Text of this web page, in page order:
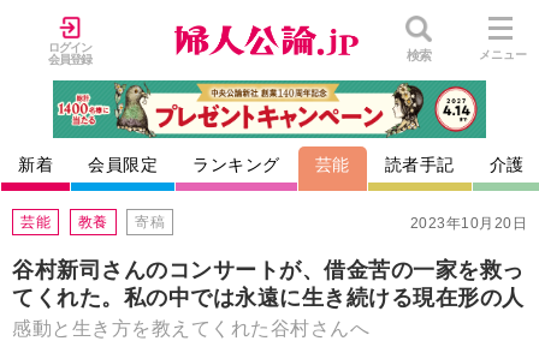
ログイン
会員登録
検索 メニュー
新着 会員限定 ランキング 芸能 読者手記 介護
2023年10月20日
芸能 教養 寄稿
谷村新司さんのコンサートが、借金苦の一家を救っ
てくれた。私の中では永遠に生き続ける現在形の人
感動と生き方を教えてくれた谷村さんへ